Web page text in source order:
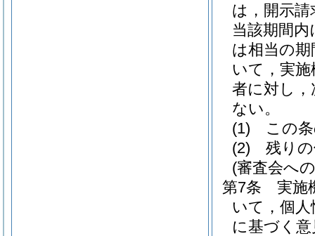
は，開示
当該期間
は相当の
いて，実
者に対し
ない。
(1)
この
(2)
残り
(審査会へ
第7条
実施
いて，個
に基づく